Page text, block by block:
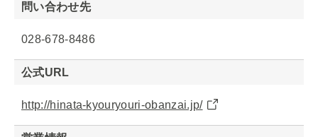
問い合わせ先
028-678-8486
公式URL
http://hinata-kyouryouri-obanzai.jp/